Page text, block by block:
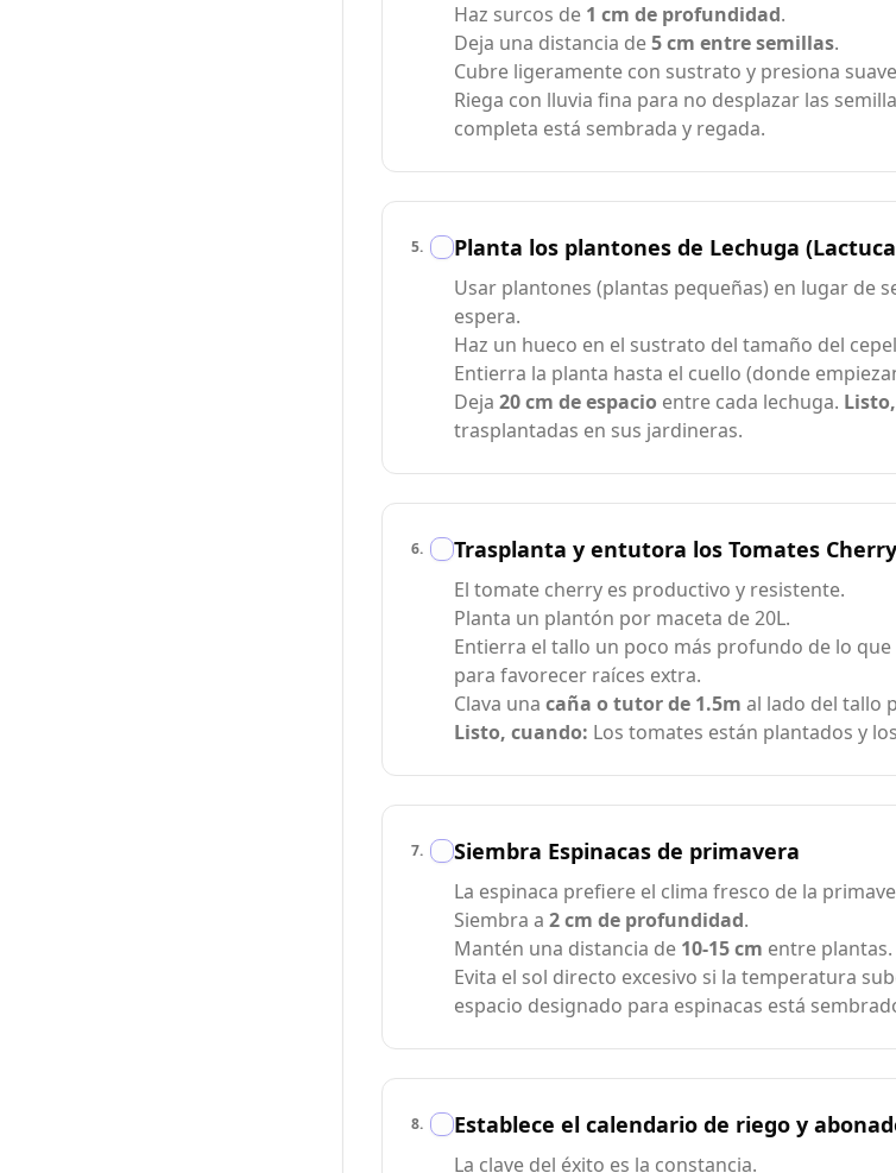
Haz surcos de 1 cm de profundidad.
Deja una distancia de5 cm entre semillas.
Cubre ligeramente con sustrato y presiona
Riega con lluvia fina para no desplazar las
completa está sembrada y regada.
5. Planta los plantones de Lechuga
Usar plantones (plantas pequeñas) en lugar de
espera.
Haz un hueco en el sustrato del tamaño del
Entierra la planta hasta el cuello (donde
Deja 20 cm de espacio entre cada lechuga.
trasplantadas en sus jardineras.
6. Trasplanta y entutora los Tomates Cherry
El tomate cherry es productivo y resistente.
Planta un plantón por maceta de 20L.
Entierra el tallo un poco más profundo de lo
para favorecer raíces extra.
Clava una caña o tutor de 1.5m al lado del tallo
Listo, cuando: Los tomates están plantados y
7. Siembra Espinacas de primavera
La espinaca prefiere el clima fresco de la
Siembra a 2 cm de profundidad.
Mantén una distancia de 10-15 cm entre plantas.
Evita el sol directo excesivo si la temperatura
espacio designado para espinacas está
8. Establece el calendario de riego y
La clave del éxito es la constancia.